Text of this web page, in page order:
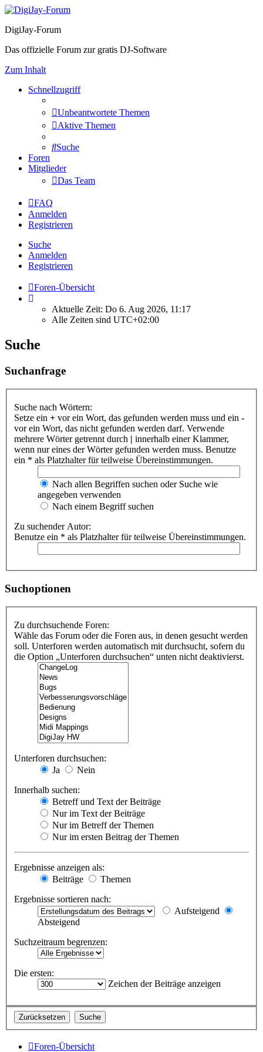
DigiJay-Forum
Das offizielle Forum zur gratis DJ-Software
Zum Inhalt
Schnellzugriff
Unbeantwortete Themen
Aktive Themen
Suche
Foren
Mitglieder
Das Team
FAQ
Anmelden
Registrieren
Suche
Anmelden
Registrieren
Foren-Übersicht
Aktuelle Zeit: Do 6. Aug 2026, 11:17
Alle Zeiten sind UTC+02:00
Suche
Suchanfrage
Suche nach Wörtern:
Setze ein + vor ein Wort, das gefunden werden muss und ein -
vor ein Wort, das nicht gefunden werden darf. Verwende
mehrere Wörter getrennt durch | innerhalb einer Klammer,
wenn nur eines der Wörter gefunden werden muss. Benutze
ein * als Platzhalter für teilweise Übereinstimmungen.
Nach allen Begriffen suchen oder Suche wie
angegeben verwenden
Nach einem Begriff suchen
Zu suchender Autor:
Benutze ein * als Platzhalter für teilweise Übereinstimmungen.
Suchoptionen
Zu durchsuchende Foren:
Wähle das Forum oder die Foren aus, in denen gesucht werden
soll. Unterforen werden automatisch mit durchsucht, sofern du
die Option „Unterforen durchsuchen“ unten nicht deaktivierst.
Unterforen durchsuchen:
Ja
Nein
Innerhalb suchen:
Betreff und Text der Beiträge
Nur im Text der Beiträge
Nur im Betreff der Themen
Nur im ersten Beitrag der Themen
Ergebnisse anzeigen als:
Beiträge
Themen
Ergebnisse sortieren nach:
Aufsteigend
Absteigend
Suchzeitraum begrenzen:
Die ersten:
Zeichen der Beiträge anzeigen
Foren-Übersicht